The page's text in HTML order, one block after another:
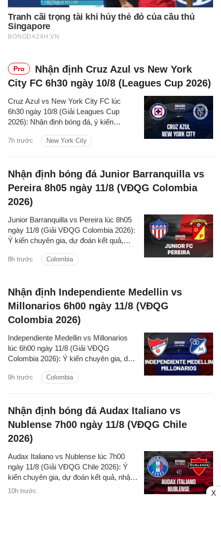
Pro
Nhận định Cruz Azul vs New York
City FC 6h30 ngày 10/8 (Leagues Cup 2026)
7h trước New York City
Cruz Azul vs New York City FC lúc
6h30 ngày 10/8 (Giải Leagues Cup
2026): Nhận định bóng đá, ý kiến
thống kê trận đấu.
Nhận định bóng đá Junior Barranquilla vs
Pereira 8h05 ngày 11/8 (VĐQG Colombia
2026)
8h trước Colombia
Junior Barranquilla vs Pereira lúc 8h05
ngày 11/8 (Giải VĐQG Colombia 2026):
Ý kiến chuyên gia, dự đoán kết quả,
chi tiết về hai đội.
Nhận định Independiente Medellin vs
Millonarios 6h00 ngày 11/8 (VĐQG
Colombia 2026)
9h trước Colombia
Independiente Medellin vs Millonarios
lúc 6h00 ngày 11/8 (Giải VĐQG
Colombia 2026): Ý kiến chuyên gia, dự
đấu, thống kê chi tiết về hai đội.
Nhận định bóng đá Audax Italiano vs
Nublense 7h00 ngày 11/8 (VĐQG Chile
2026)
10h trước
Audax Italiano vs Nublense lúc 7h00
ngày 11/8 (Giải VĐQG Chile 2026): Ý
kiến chuyên gia, dự đoán kết quả, nhận
định - phân tích trận đấu, thống kê chi
X